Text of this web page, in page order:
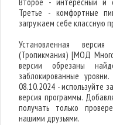
Третье - комфортные
загружаем себе классную
Установленная
(Тропикмания) [МОД
версии обрезаны
заблокированные
08.10.2024 - используйте
версия программы.
получать только
нашими друзьями.